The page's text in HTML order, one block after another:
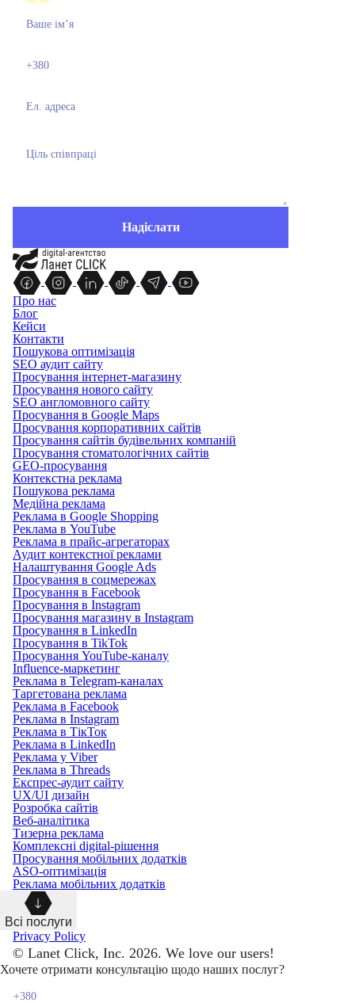
Про нас
Блог
Кейси
Контакти
Пошукова оптимізація
SEO аудит сайту
Просування інтернет-магазину
Просування нового сайту
SEO англомовного сайту
Просування в Google Maps
Просування корпоративних сайтів
Просування сайтів будівельних компаній
Просування стоматологічних сайтів
GEO-просування
Контекстна реклама
Пошукова реклама
Медійна реклама
Реклама в Google Shopping
Реклама в YouTube
Реклама в прайс-агрегаторах
Аудит контекстної реклами
Налаштування Google Ads
Просування в соцмережах
Просування в Facebook
Просування в Instagram
Просування магазину в Instagram
Просування в LinkedIn
Просування в TikTok
Просування YouTube-каналу
Influence-маркетинг
Реклама в Telegram-каналах
Таргетована реклама
Реклама в Facebook
Реклама в Instagram
Реклама в ТікТок
Реклама в LinkedIn
Реклама у Viber
Реклама в Threads
Експрес-аудит сайту
UX/UI дизайн
Розробка сайтів
Веб-аналітика
Тизерна реклама
Комплексні digital-рішення
Просування мобільних додатків
ASO-оптимізація
Реклама мобільних додатків
Всі послуги
Privacy Policy
© Lanet Click, Inc. 2026. We love our users!
Хочете отримати консультацію щодо наших послуг?